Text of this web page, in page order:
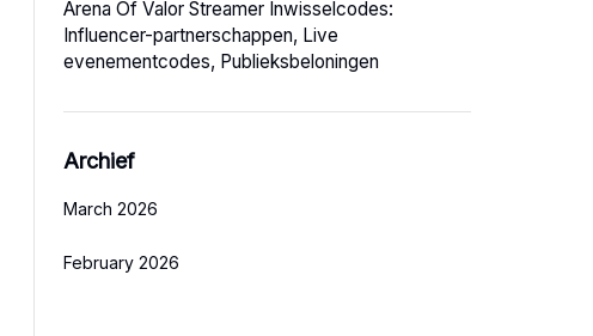
Arena Of Valor Streamer Inwisselcodes:
Influencer-partnerschappen, Live
evenementcodes, Publieksbeloningen
Archief
March 2026
February 2026